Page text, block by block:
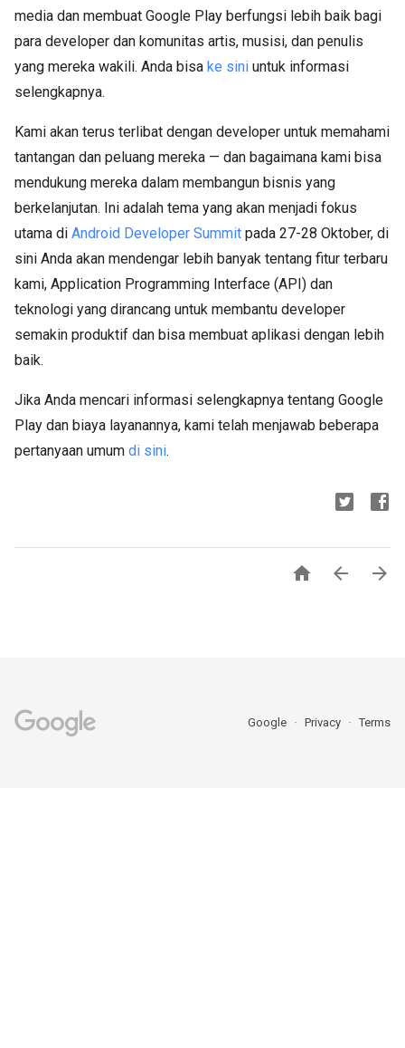
media dan membuat Google Play berfungsi lebih baik bagi
para developer dan komunitas artis, musisi, dan penulis
yang mereka wakili. Anda bisa ke sini untuk informasi
selengkapnya.
Kami akan terus terlibat dengan developer untuk memahami
tantangan dan peluang mereka — dan bagaimana kami bisa
mendukung mereka dalam membangun bisnis yang
berkelanjutan. Ini adalah tema yang akan menjadi fokus
utama di Android Developer Summit pada 27-28 Oktober, di
sini Anda akan mendengar lebih banyak tentang fitur terbaru
kami, Application Programming Interface (API) dan
teknologi yang dirancang untuk membantu developer
semakin produktif dan bisa membuat aplikasi dengan lebih
baik.
Jika Anda mencari informasi selengkapnya tentang Google
Play dan biaya layanannya, kami telah menjawab beberapa
pertanyaan umum di sini.
  
Google Privacy Terms